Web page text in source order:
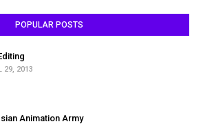
POPULAR POSTS
29, 2013
Animation Army